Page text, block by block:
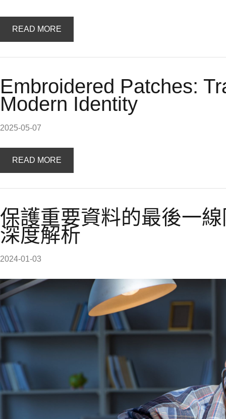
READ MORE
Embroidered Patches:
Modern Identity
2025-05-07
READ MORE
保護重要資料的最後一
深度解析
2024-01-03